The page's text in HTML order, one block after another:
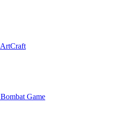
ArtCraft
Bombat Game